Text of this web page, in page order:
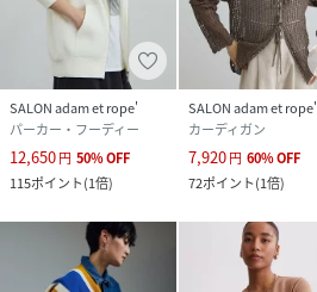
SALON adam et rope'
パーカー・フーディー
12,650円 50%OFF
115ポイント(1倍)
SALON adam et rope'
カーディガン
7,920円 60%OFF
72ポイント(1倍)